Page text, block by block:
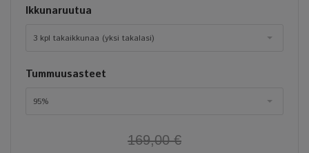
Ikkunaruutua
3 kpl takaikkunaa (yksi takalasi)
Tummuusasteet
95%
169,00 €